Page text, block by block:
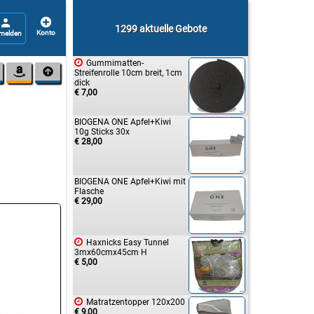
 
1299 aktuelle Gebote
 Gummimatten-
Streifenrolle 10cm breit, 1cm
dick
€ 7,00
BIOGENA ONE Apfel+Kiwi
10g Sticks 30x
€ 28,00
BIOGENA ONE Apfel+Kiwi mit
Flasche
€ 29,00
 Haxnicks Easy Tunnel
3mx60cmx45cm H
€ 5,00
 Matratzentopper 120x200
€ 9,00
 